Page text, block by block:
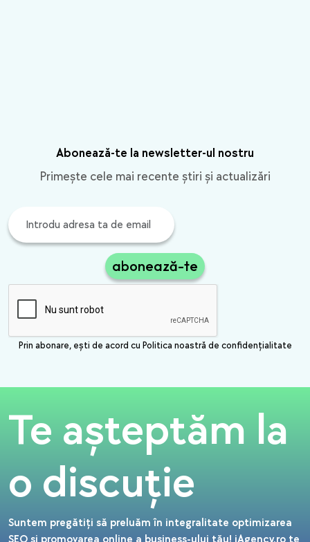
Abonează-te la newsletter-ul nostru
Primește cele mai recente știri și actualizări
abonează-te
Prin abonare, ești de acord cu Politica noastră de confidențialitate
Te așteptăm la
o discuție
Suntem pregătiți să preluăm în integralitate optimizarea